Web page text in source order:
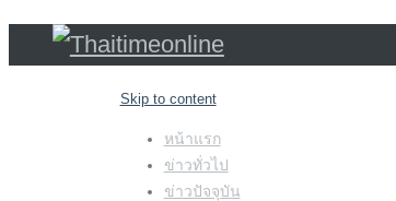
Skip to content
หน้าแรก
ข่าวทั่วไป
ข่าวปัจจุบัน